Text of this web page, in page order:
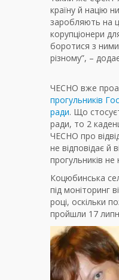
країну й націю
заробляють на
корупціонери
боротися з
різному”, –
ЧЕСНО вже
прогульників
ради. Що
ради, то 2
ЧЕСНО про
не відповідає й
прогульників не
Коцюбинська
під моніторинг
році, оскільки
пройшли 17